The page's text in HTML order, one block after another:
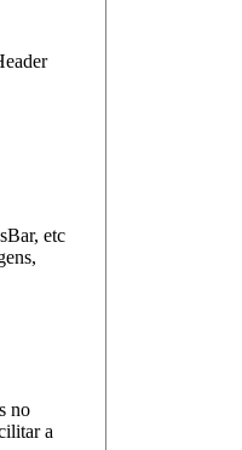
etc
no
a